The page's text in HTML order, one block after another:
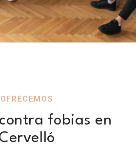
OFRECEMOS
fobias en